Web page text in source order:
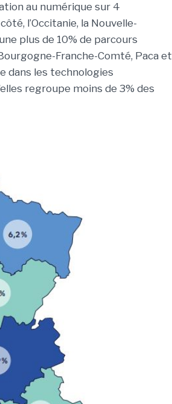
au numérique sur 4
l’Occitanie, la Nouvelle-
plus de 10% de parcours
Franche-Comté, Paca et
dans les technologies
regroupe moins de 3% des